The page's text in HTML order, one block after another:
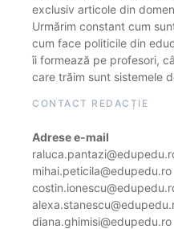
exclusiv articole din
Urmărim constant cum
cum face politicile din
îi formează pe profesori,
care trăim sunt sistemele
CONTACT REDACȚIE
Adrese e-mail
mihai.peticila@edupedu.ro
diana.ghimisi@edupedu.ro